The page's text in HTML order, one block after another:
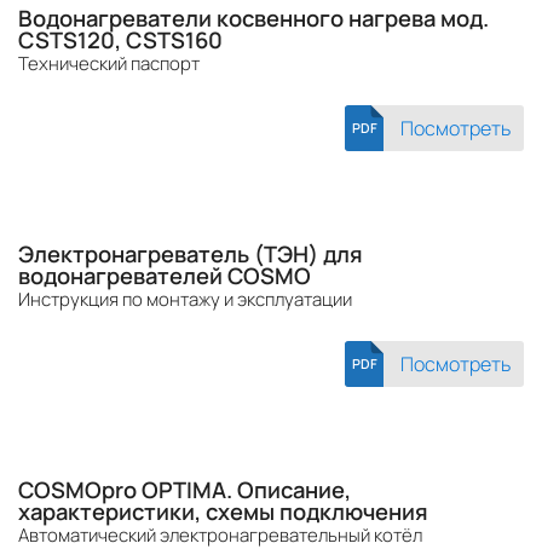
Водонагреватели косвенного нагрева мод.
CSTS120, CSTS160
Технический паспорт
PDF Посмотреть
Электронагреватель (ТЭН) для
водонагревателей COSMO
Инструкция по монтажу и эксплуатации
PDF Посмотреть
COSMOpro OPTIMA. Описание,
характеристики, схемы подключения
Автоматический электронагревательный котёл